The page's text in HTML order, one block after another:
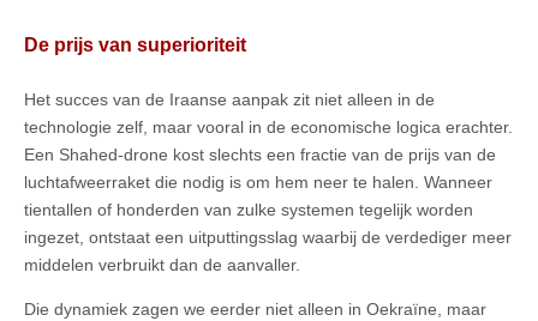
De prijs van superioriteit
Het succes van de Iraanse aanpak zit niet alleen in de
technologie zelf, maar vooral in de economische logica erachter.
Een Shahed-drone kost slechts een fractie van de prijs van de
luchtafweerraket die nodig is om hem neer te halen. Wanneer
tientallen of honderden van zulke systemen tegelijk worden
ingezet, ontstaat een uitputtingsslag waarbij de verdediger meer
middelen verbruikt dan de aanvaller.
Die dynamiek zagen we eerder niet alleen in Oekraïne, maar